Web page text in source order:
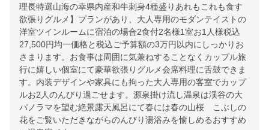
理長特選山海の幸県内産和牛刺身4種盛りあれもこれも食す
欲張りグルメ】プランがあり、大人専用のモダンテイストの
洋室ツインルームに宿泊の場合2食付2名様1室お1人様税込
27,500円均一価格と税込ご予算額の3万円以内にしっかりお
さまります。お食事は周囲に気兼ねすることなくカップル旅
行に嬉しい個室にて豪華欲張りグルメ会席料理に舌鼓できま
す。内装デザインや家具にも拘った大人専用の客室でカップ
ルお2人のんびり過ごせます。源泉掛け流し温泉は渓谷の大
パノラマを望む絶景露天風呂にて春には春の山桜 こぶしの
花をご覧いただきながらのんびり湯浴みを愉しめるおすすめ